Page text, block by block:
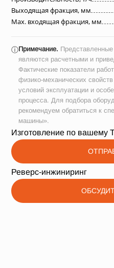
Выходящая фракция, мм
Max. входящая фракция, мм
ⓘПримечание. Представленные
являются расчетными и
Фактические показатели
физико-механических
условий эксплуатации и
процесса. Для подбора
рекомендуем обратиться к
машины».
Изготовление по вашему
Реверс-инжиниринг